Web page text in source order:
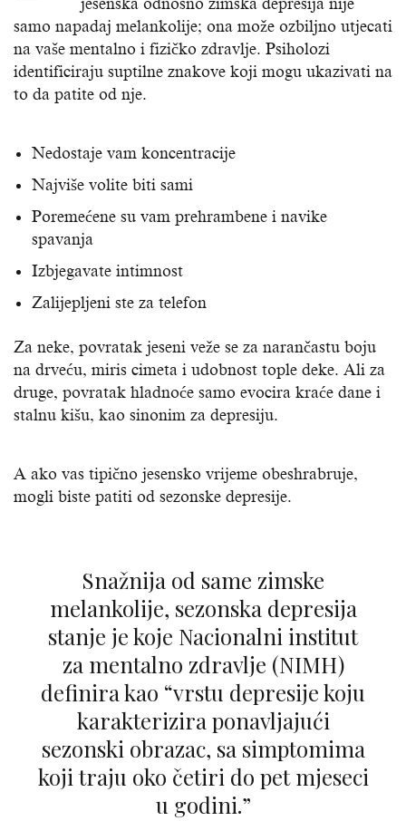
jesenska odnosno zimska depresija nije
samo napadaj melankolije; ona može ozbiljno utjecati
na vaše mentalno i fizičko zdravlje. Psiholozi
identificiraju suptilne znakove koji mogu ukazivati ​​na
to da patite od nje.
Nedostaje vam koncentracije
Najviše volite biti sami
Poremećene su vam prehrambene i navike
spavanja
Izbjegavate intimnost
Zalijepljeni ste za telefon
Za neke, povratak jeseni veže se za narančastu boju
na drveću, miris cimeta i udobnost tople deke. Ali za
druge, povratak hladnoće samo evocira kraće dane i
stalnu kišu, kao sinonim za depresiju.
A ako vas tipično jesensko vrijeme obeshrabruje,
mogli biste patiti od sezonske depresije.
Snažnija od same zimske
melankolije, sezonska depresija
stanje je koje Nacionalni institut
za mentalno zdravlje (NIMH)
definira kao “vrstu depresije koju
karakterizira ponavljajući
sezonski obrazac, sa simptomima
koji traju oko četiri do pet mjeseci
u godini.”